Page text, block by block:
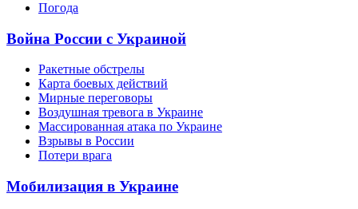
Погода
Война России с Украиной
Ракетные обстрелы
Карта боевых действий
Мирные переговоры
Воздушная тревога в Украине
Массированная атака по Украине
Взрывы в России
Потери врага
Мобилизация в Украине